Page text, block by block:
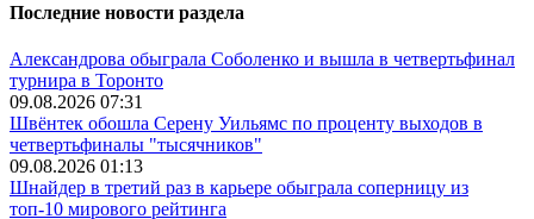
Последние новости раздела
Александрова обыграла Соболенко и вышла в четвертьфинал
турнира в Торонто
09.08.2026 07:31
Швёнтек обошла Серену Уильямс по проценту выходов в
четвертьфиналы "тысячников"
09.08.2026 01:13
Шнайдер в третий раз в карьере обыграла соперницу из
топ-10 мирового рейтинга